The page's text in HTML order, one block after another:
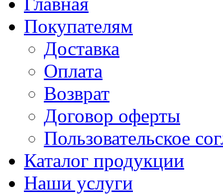
Покупателям
Доставка
Оплата
Возврат
Договор оферты
Пользовательское
Каталог продукции
Наши услуги